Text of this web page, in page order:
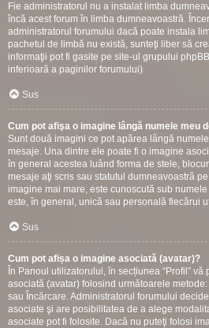
Fie administratorul nu a instalat limba
încă acest forum în limba dumneavoastră.
administratorul forumului dacă poate instala
pachetul de limbă nu există, sunteţi liber să
informaţii pot fi gasite pe site-ul grupului
inferioară a paginilor forumului)
Sus
Cum pot afişa o imagine lângă numele meu
Sunt două imagini ce pot apărea lângă
mesaje. Una dintre ele poate fi o imagine
în general acestea luând forma de stele,
mesaje aţi scris sau statutul dumneavoastră
imagine mai mare, este cunoscută sub
este, în general, unică sau personală fiecărui
Sus
Cum pot afișa o imagine asociată (avatar)?
În Panoul utilizatorului, în secțiunea “Profil”
asociată (avatar) folosind următoarele
sau Încărcare. Administratorul forumului
asociate şi are posibilitatea de a alege
asociate pot fi folosite. Dacă nu puteţi folosi